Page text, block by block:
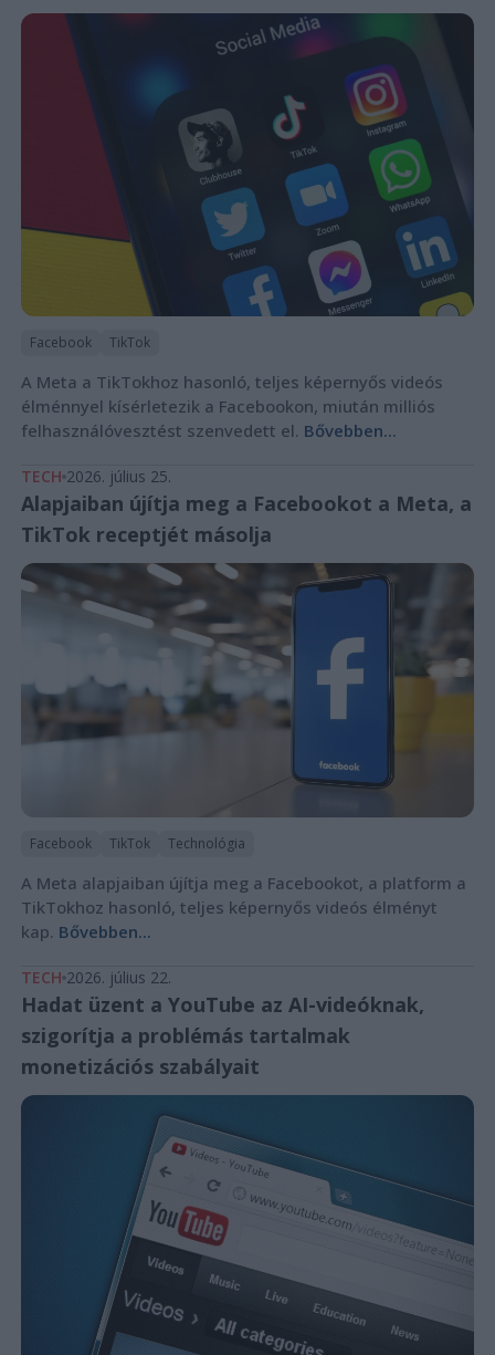
Facebook TikTok
A Meta a TikTokhoz hasonló, teljes képernyős videós
élménnyel kísérletezik a Facebookon, miután milliós
felhasználóvesztést szenvedett el. Bővebben...
TECH 2026. július 25.
Alapjaiban újítja meg a Facebookot a Meta, a
TikTok receptjét másolja
Facebook TikTok Technológia
A Meta alapjaiban újítja meg a Facebookot, a platform a
TikTokhoz hasonló, teljes képernyős videós élményt
kap. Bővebben...
TECH 2026. július 22.
Hadat üzent a YouTube az AI-videóknak,
szigorítja a problémás tartalmak
monetizációs szabályait